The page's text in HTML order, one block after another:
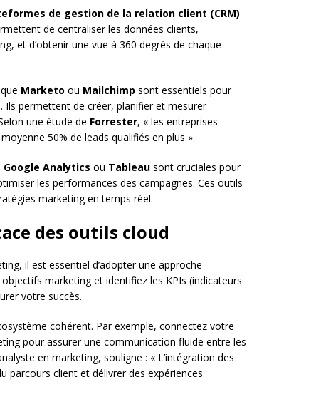
de gestion de la relation client (CRM)
de centraliser les données clients,
et d’obtenir une vue à 360 degrés de chaque
Marketo ou Mailchimp sont essentiels pour
Ils permettent de créer, planifier et mesurer
une étude de Forrester, « les entreprises
50% de leads qualifiés en plus ».
Google Analytics ou Tableau sont cruciales pour
les performances des campagnes. Ces outils
marketing en temps réel.
des outils cloud
il est essentiel d’adopter une approche
marketing et identifiez les KPIs (indicateurs
votre succès.
cohérent. Par exemple, connectez votre
pour assurer une communication fluide entre les
en marketing, souligne : « L’intégration des
parcours client et délivrer des expériences